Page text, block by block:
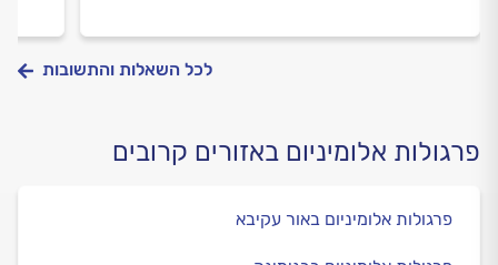
לכל השאלות והתשובות
פרגולות אלומיניום באזורים קרובים
פרגולות אלומיניום באור עקיבא